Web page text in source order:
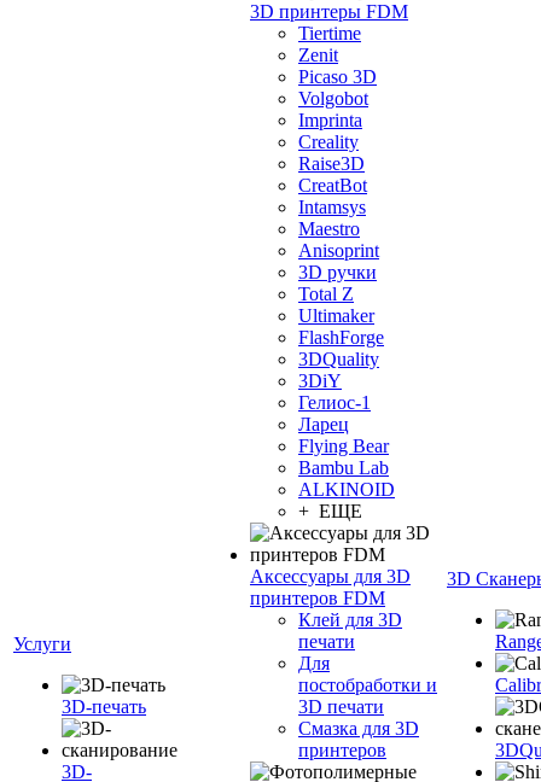
Услуги
3D-печать
3D-
3D принтеры FDM
Tiertime
Zenit
Picaso 3D
Volgobot
Imprinta
Creality
Raise3D
CreatBot
Intamsys
Maestro
Anisoprint
3D ручки
Total Z
Ultimaker
FlashForge
3DQuality
3DiY
Гелиос-1
Ларец
Flying Bear
Bambu Lab
ALKINOID
+ ЕЩЕ
Аксессуары для 3D
принтеров FDM
Клей для 3D
печати
Для
постобработки и
3D печати
Смазка для 3D
принтеров
3D